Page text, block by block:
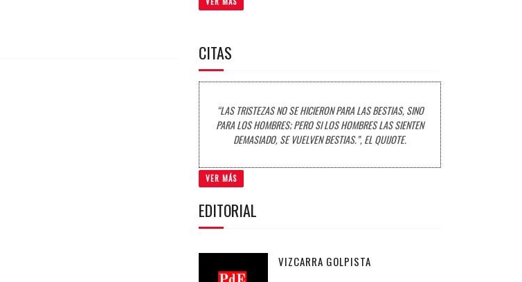
CITAS
“LAS TRISTEZAS NO SE HICIERON PARA LAS BESTIAS, SINO
PARA LOS HOMBRES; PERO SI LOS HOMBRES LAS SIENTEN
DEMASIADO, SE VUELVEN BESTIAS.”, EL QUIJOTE.
VER MÁS
EDITORIAL
VIZCARRA GOLPISTA